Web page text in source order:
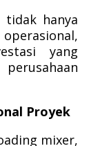
tidak hanya
yang
Proyek
mixer,